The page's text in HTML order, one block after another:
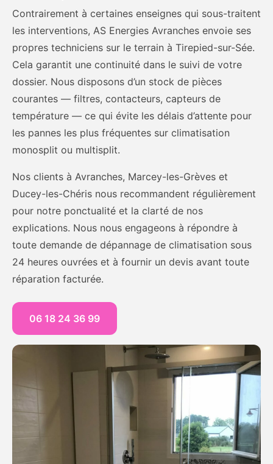
Contrairement à certaines enseignes qui sous-traitent
les interventions, AS Energies Avranches envoie ses
propres techniciens sur le terrain à Tirepied-sur-Sée.
Cela garantit une continuité dans le suivi de votre
dossier. Nous disposons d’un stock de pièces
courantes — filtres, contacteurs, capteurs de
température — ce qui évite les délais d’attente pour
les pannes les plus fréquentes sur climatisation
monosplit ou multisplit.
Nos clients à Avranches, Marcey-les-Grèves et
Ducey-les-Chéris nous recommandent régulièrement
pour notre ponctualité et la clarté de nos
explications. Nous nous engageons à répondre à
toute demande de dépannage de climatisation sous
24 heures ouvrées et à fournir un devis avant toute
réparation facturée.
06 18 24 36 99